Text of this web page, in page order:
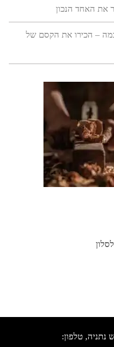
את האחד הנכון
– הכירו את הקסם של